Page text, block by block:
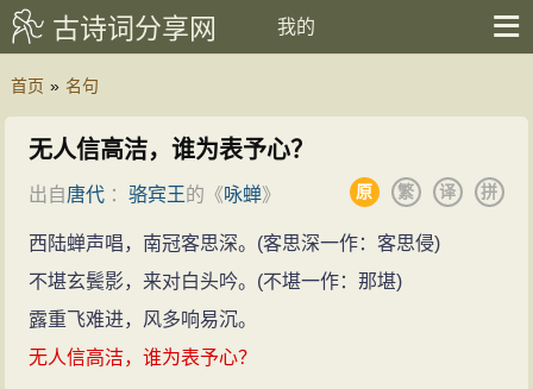
古诗词分享网 我的
首页 » 名句
无人信高洁，谁为表予心？
出自唐代 ：骆宾王的《咏蝉》 拼
译
繁
原
西陆蝉声唱，南冠客思深。(客思深一作：客思侵)
不堪玄鬓影，来对白头吟。(不堪一作：那堪)
露重飞难进，风多响易沉。
无人信高洁，谁为表予心？